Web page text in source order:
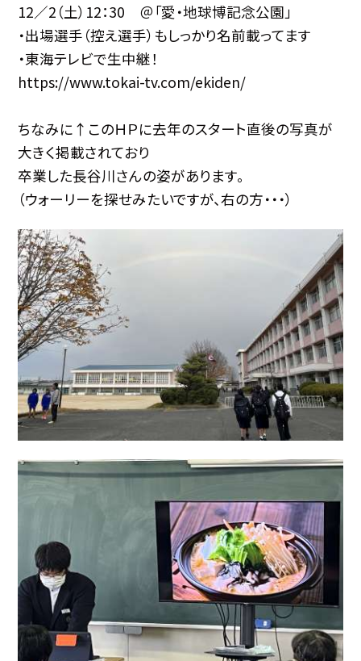
12／2（土）12：30 ＠「愛・地球博記念公園」
・出場選手（控え選手）もしっかり名前載ってます
・東海テレビで生中継！
https://www.tokai-tv.com/ekiden/
ちなみに↑このＨＰに去年のスタート直後の写真が
大きく掲載されており
卒業した長谷川さんの姿があります。
（ウォーリーを探せみたいですが、右の方・・・）